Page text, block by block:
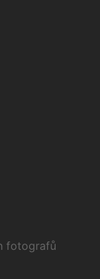
fotografů